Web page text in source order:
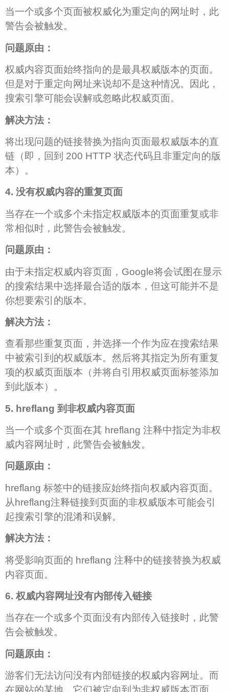
当一个或多个页面被权威化为重定向的网址时，此
警告会被触发。
问题原由：
权威内容页面始终指向的是最具权威版本的页面。
但是对于重定向网址来说却不是这种情况。因此，
搜索引擎可能会误解或忽略此权威页面。
解决方法：
将出现问题的链接替换为指向页面最权威版本的直
链（即，回到 200 HTTP 状态代码且非重定向的版
本）。
4. 没有权威内容的重复页面
当存在一个或多个未指定权威版本的页面重复或非
常相似时，此警告会被触发。
问题原由：
由于未指定权威内容页面，Google将会试图在显示
的搜索结果中选择最合适的版本，但这可能并不是
你想要索引的版本。
解决方法：
查看那些重复页面，并选择一个作为应在搜索结果
中被索引到的权威版本。然后将其指定为所有重复
项的权威页面版本（并将自引用权威页面标签添加
到此版本）。
5. hreflang 到非权威内容页面
当一个或多个页面在其 hreflang 注释中指定为非权
威内容网址时，此警告会被触发。
问题原由：
hreflang 标签中的链接应始终指向权威内容页面。
从hreflang注释链接到页面的非权威版本可能会引
起搜索引擎的混淆和误解。
解决方法：
将受影响页面的 hreflang 注释中的链接替换为权威
内容页面。
6. 权威内容网址没有内部传入链接
当存在一个或多个页面没有内部传入链接时，此警
告会被触发。
问题原由：
游客们无法访问没有内部链接的权威内容网址。而
在网站的某地，它们被定向到为非权威版本页面。